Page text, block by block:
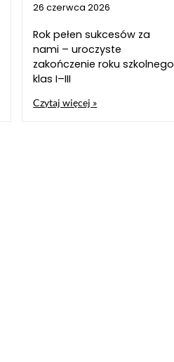
26 czerwca 2026
Rok pełen sukcesów za
nami – uroczyste
zakończenie roku szkolnego
klas I–III
Czytaj więcej »